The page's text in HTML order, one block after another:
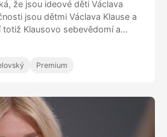
že jsou ideové děti Václava
jsou dětmi Václava Klause a
totiž Klausovo sebevědomí a
epizodě talk show DVTV. Kdo
Kolik vajec trefilo na
Premium